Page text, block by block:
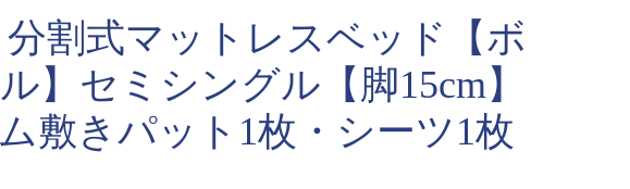
割式マットレスベッド【ボ
】セミシングル【脚15cm】
敷きパット1枚・シーツ1枚